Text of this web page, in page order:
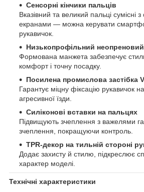
Сенсорні кінчики пальців
Вказівний та великий пальці сумісні
екранами — можна керувати
рукавичок.
Низькопрофільний
Формована манжета забезпечує
комфорт і точну посадку.
Посилена промислова застібка
Гарантує міцну фіксацію рукавичок
агресивної їзди.
Силіконові вставки на пальцях
Підвищують зчеплення з важелями
зчеплення, покращуючи контроль.
TPR-декор на тильній стороні
Додає захисту й стилю, підкреслює
характер моделі.
Технічні характеристики